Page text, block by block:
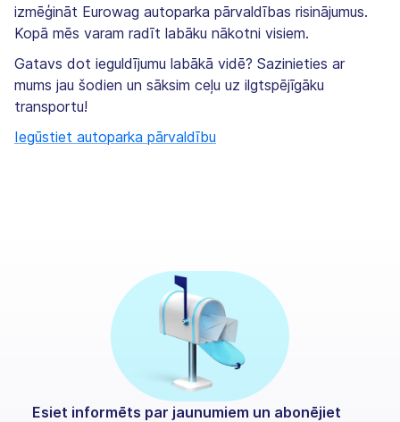
izmēģināt Eurowag autoparka pārvaldības risinājumus.
Kopā mēs varam radīt labāku nākotni visiem.
Gatavs dot ieguldījumu labākā vidē? Sazinieties ar
mums jau šodien un sāksim ceļu uz ilgtspējīgāku
transportu!
Iegūstiet autoparka pārvaldību
Esiet informēts par jaunumiem un abonējiet